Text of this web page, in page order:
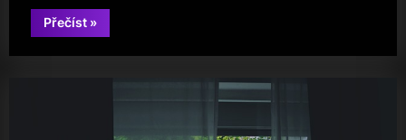
Přečíst“Pro
vaši
pohodu
»